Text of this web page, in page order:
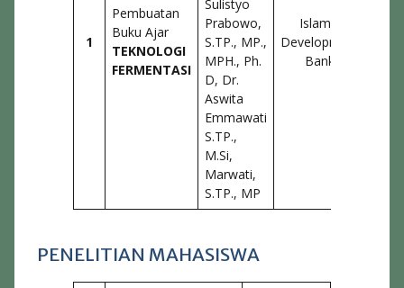
1
Pembuatan
Buku Ajar
TEKNOLOGI
FERMENTASI
Sulistyo
Prabowo,
S.TP., MP.,
MPH., Ph.
D, Dr.
Aswita
Emmawati
S.TP.,
M.Si,
Marwati,
S.TP., MP
Islamic
Development
Bank
PENELITIAN MAHASISWA